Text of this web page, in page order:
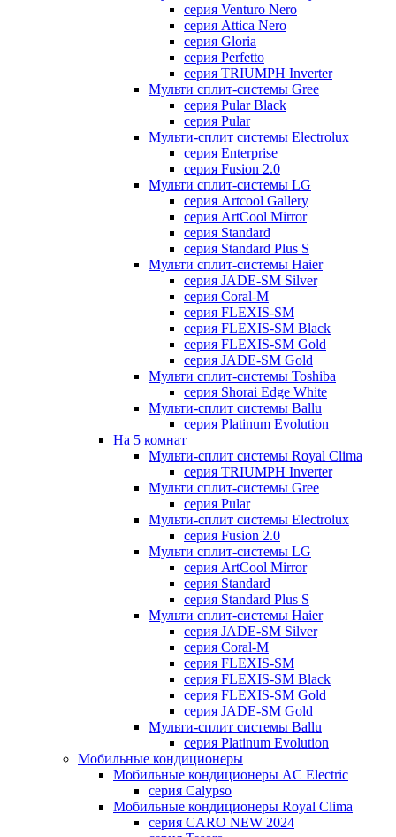
серия Venturo Nero
серия Attica Nero
серия Gloria
серия Perfetto
серия TRIUMPH Inverter
Мульти сплит-системы Gree
серия Pular Black
серия Pular
Мульти-сплит системы Electrolux
серия Enterprise
серия Fusion 2.0
Мульти сплит-системы LG
серия Artcool Gallery
серия ArtCool Mirror
серия Standard
серия Standard Plus S
Мульти сплит-системы Haier
серия JADE-SM Silver
серия Coral-M
серия FLEXIS-SM
серия FLEXIS-SM Black
серия FLEXIS-SM Gold
серия JADE-SM Gold
Мульти сплит-системы Toshiba
серия Shorai Edge White
Мульти-сплит системы Ballu
серия Platinum Evolution
На 5 комнат
Мульти-сплит системы Royal Clima
серия TRIUMPH Inverter
Мульти сплит-системы Gree
серия Pular
Мульти-сплит системы Electrolux
серия Fusion 2.0
Мульти сплит-системы LG
серия ArtCool Mirror
серия Standard
серия Standard Plus S
Мульти сплит-системы Haier
серия JADE-SM Silver
серия Coral-M
серия FLEXIS-SM
серия FLEXIS-SM Black
серия FLEXIS-SM Gold
серия JADE-SM Gold
Мульти-сплит системы Ballu
серия Platinum Evolution
Мобильные кондиционеры
Мобильные кондиционеры AC Electric
серия Calypso
Мобильные кондиционеры Royal Clima
серия CARO NEW 2024